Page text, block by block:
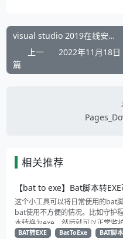
visual studio 2019在线安装包和激活码密钥key
上一
篇
2022年11月18日
相关推荐
【bat to exe】Bat脚本转
这个小工具可以将日常使用的bat
bat使用不方便的情况。比如守护
本转换为exe，然后就可以正常监
可能会有点问题（比如nodejs、
BAT转EXE BatToExe BAT脚